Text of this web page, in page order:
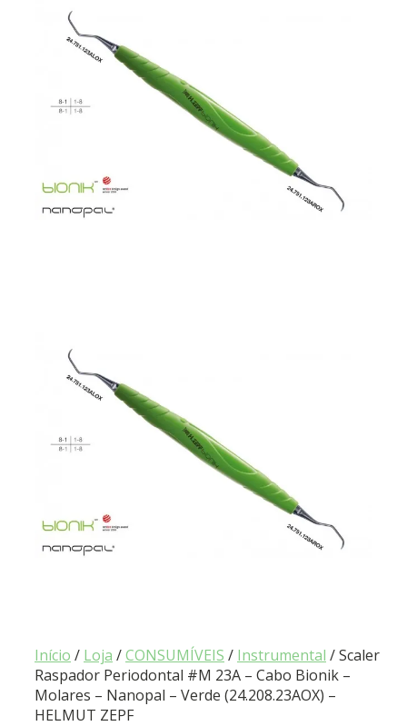
Início / Loja /CONSUMÍVEIS / Instrumental / Scaler
Raspador Periodontal #M 23A – Cabo Bionik –
Molares – Nanopal – Verde (24.208.23AOX) –
HELMUT ZEPF